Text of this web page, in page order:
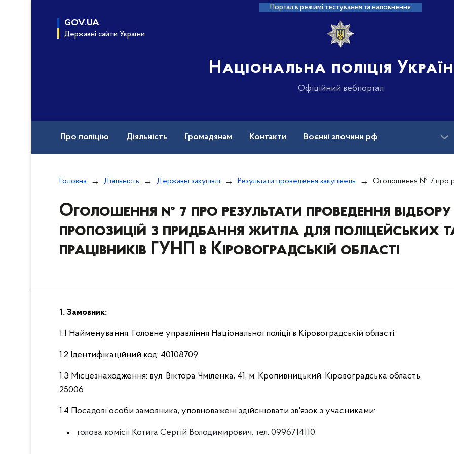
Портал в режимі тестування та наповнення
GOV.UA
Державні сайти України
Національна поліція
Офіційний вебпортал
Про поліцію Діяльність Громадянам Контакти Воєнні злочини рф
Головна Діяльність Державні закупівлі Результати проведення закупівель Оголошення № 7 про результати проведення відбору пропозицій з придбання
Оголошення № 7 про результати проведення відбору
пропозицій з придбання житла для поліцейських
працівників ГУНП в Кіровоградській області
1. Замовник:
1.1 Найменування: Головне управління Національної поліції в Кіровоградській області.
1.2 Ідентифікаційний код: 40108709
1.3 Місцезнаходження: вул. Віктора Чміленка, 41, м. Кропивницький, Кіровоградська область,
25006.
1.4 Посадові особи замовника, уповноважені здійснювати зв'язок з учасниками:
голова комісії Котига Сергій Володимирович, тел. 0996714110.